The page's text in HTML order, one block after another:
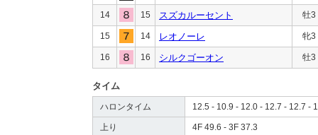
14 15 スズカルーセント 牡3
15 14 レオノーレ 牝3
16 16 シルクゴーオン 牡3
タイム
ハロンタイム 12.5 - 10.9 - 12.0 - 12.7 - 12.7 -
上り 4F 49.6 - 3F 37.3